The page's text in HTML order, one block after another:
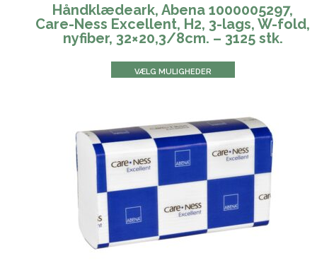
Håndklædeark, Abena 1000005297,
Care-Ness Excellent, H2, 3-lags, W-fold,
nyfiber, 32×20,3/8cm. – 3125 stk.
VÆLG MULIGHEDER